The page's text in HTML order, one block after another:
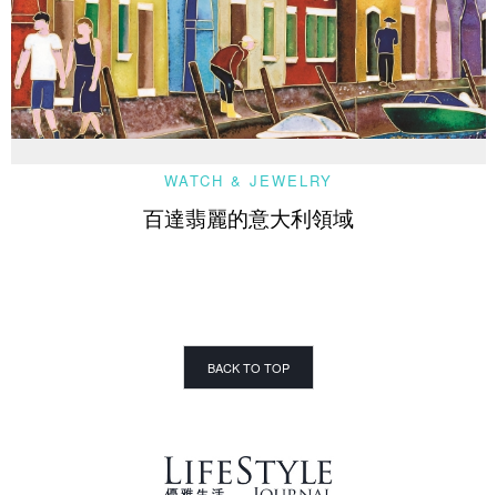
WATCH & JEWELRY
百達翡麗的意大利領域
BACK TO TOP